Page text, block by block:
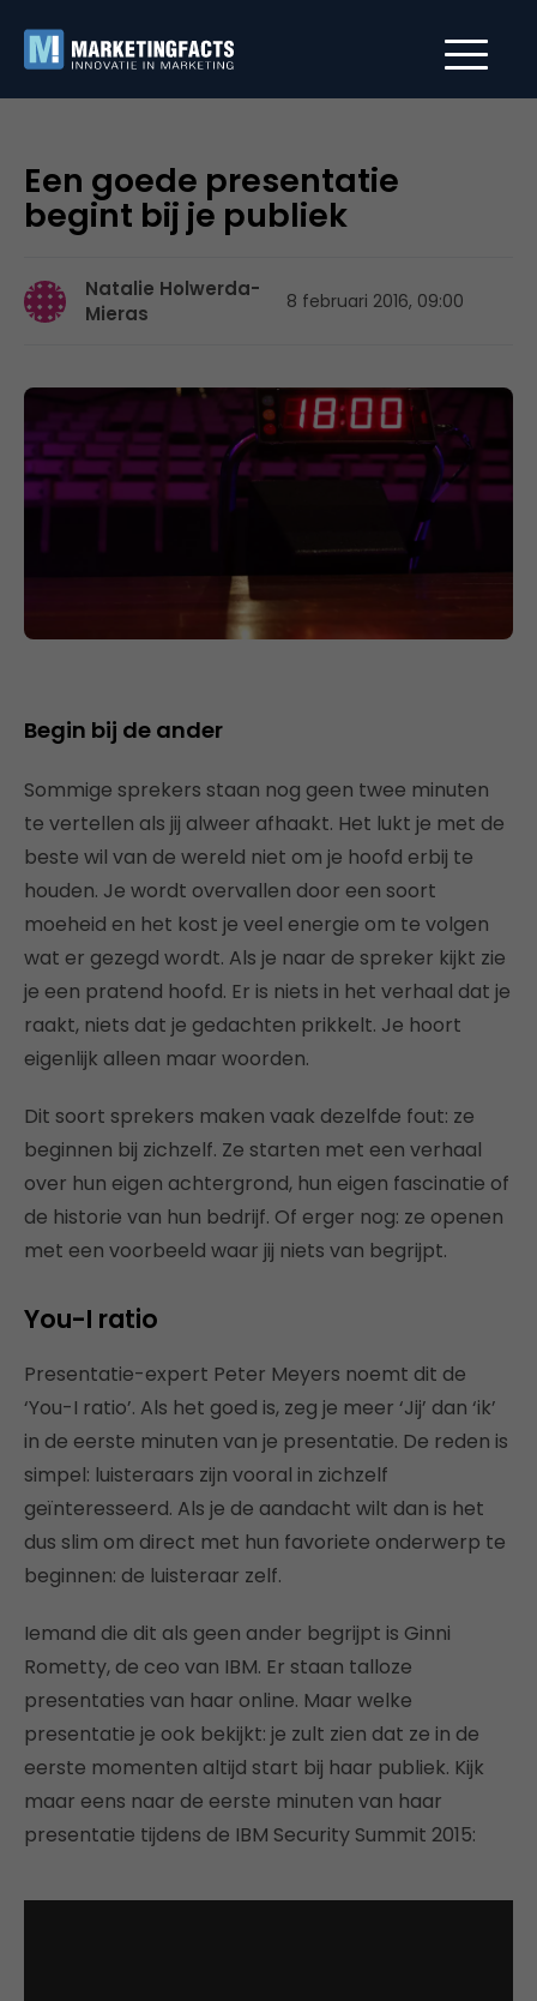
Een goede presentatie
begint bij je publiek
Natalie Holwerda-
Mieras
8 februari 2016, 09:00
Begin bij de ander
Sommige sprekers staan nog geen twee minuten
te vertellen als jij alweer afhaakt. Het lukt je met de
beste wil van de wereld niet om je hoofd erbij te
houden. Je wordt overvallen door een soort
moeheid en het kost je veel energie om te volgen
wat er gezegd wordt. Als je naar de spreker kijkt zie
je een pratend hoofd. Er is niets in het verhaal dat je
raakt, niets dat je gedachten prikkelt. Je hoort
eigenlijk alleen maar woorden.
Dit soort sprekers maken vaak dezelfde fout: ze
beginnen bij zichzelf. Ze starten met een verhaal
over hun eigen achtergrond, hun eigen fascinatie of
de historie van hun bedrijf. Of erger nog: ze openen
met een voorbeeld waar jij niets van begrijpt.
You-I ratio
Presentatie-expert Peter Meyers noemt dit de
‘You-I ratio’. Als het goed is, zeg je meer ‘Jij’ dan ‘ik’
in de eerste minuten van je presentatie. De reden is
simpel: luisteraars zijn vooral in zichzelf
geïnteresseerd. Als je de aandacht wilt dan is het
dus slim om direct met hun favoriete onderwerp te
beginnen: de luisteraar zelf.
Iemand die dit als geen ander begrijpt is Ginni
Rometty, de ceo van IBM. Er staan talloze
presentaties van haar online. Maar welke
presentatie je ook bekijkt: je zult zien dat ze in de
eerste momenten altijd start bij haar publiek. Kijk
maar eens naar de eerste minuten van haar
presentatie tijdens de IBM Security Summit 2015: